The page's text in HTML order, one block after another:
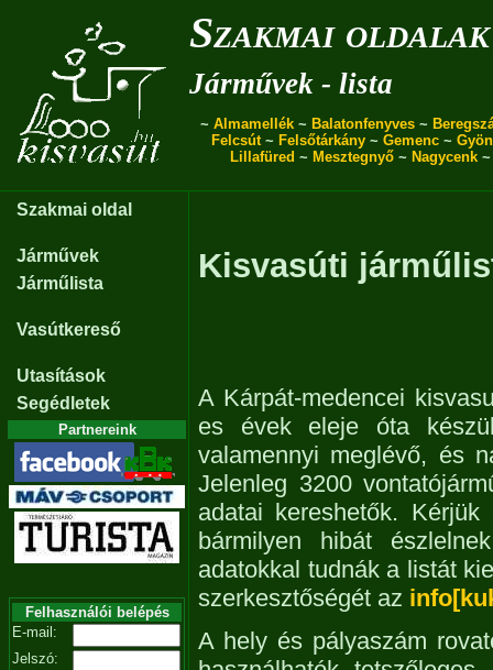
Szakmai oldalak
Járművek - lista
~ Almamellék ~ Balatonfenyves ~
Felcsút~ Felsőtárkány ~ Gemenc ~
Lillafüred ~ Mesztegnyő~ Nagycenk
Szakmai oldal
Járművek
Járműlista
Vasútkereső
Utasítások
Segédletek
Partnereink
Felhasználói belépés
E-mail:
Jelszó:
Kisvasúti
A Kárpát-medencei
es évek eleje óta
valamennyi meglévő, és
Jelenleg 3200
adatai kereshetők.
bármilyen hibát
adatokkal tudnák a listát
szerkesztőségét az
A hely és pályaszám